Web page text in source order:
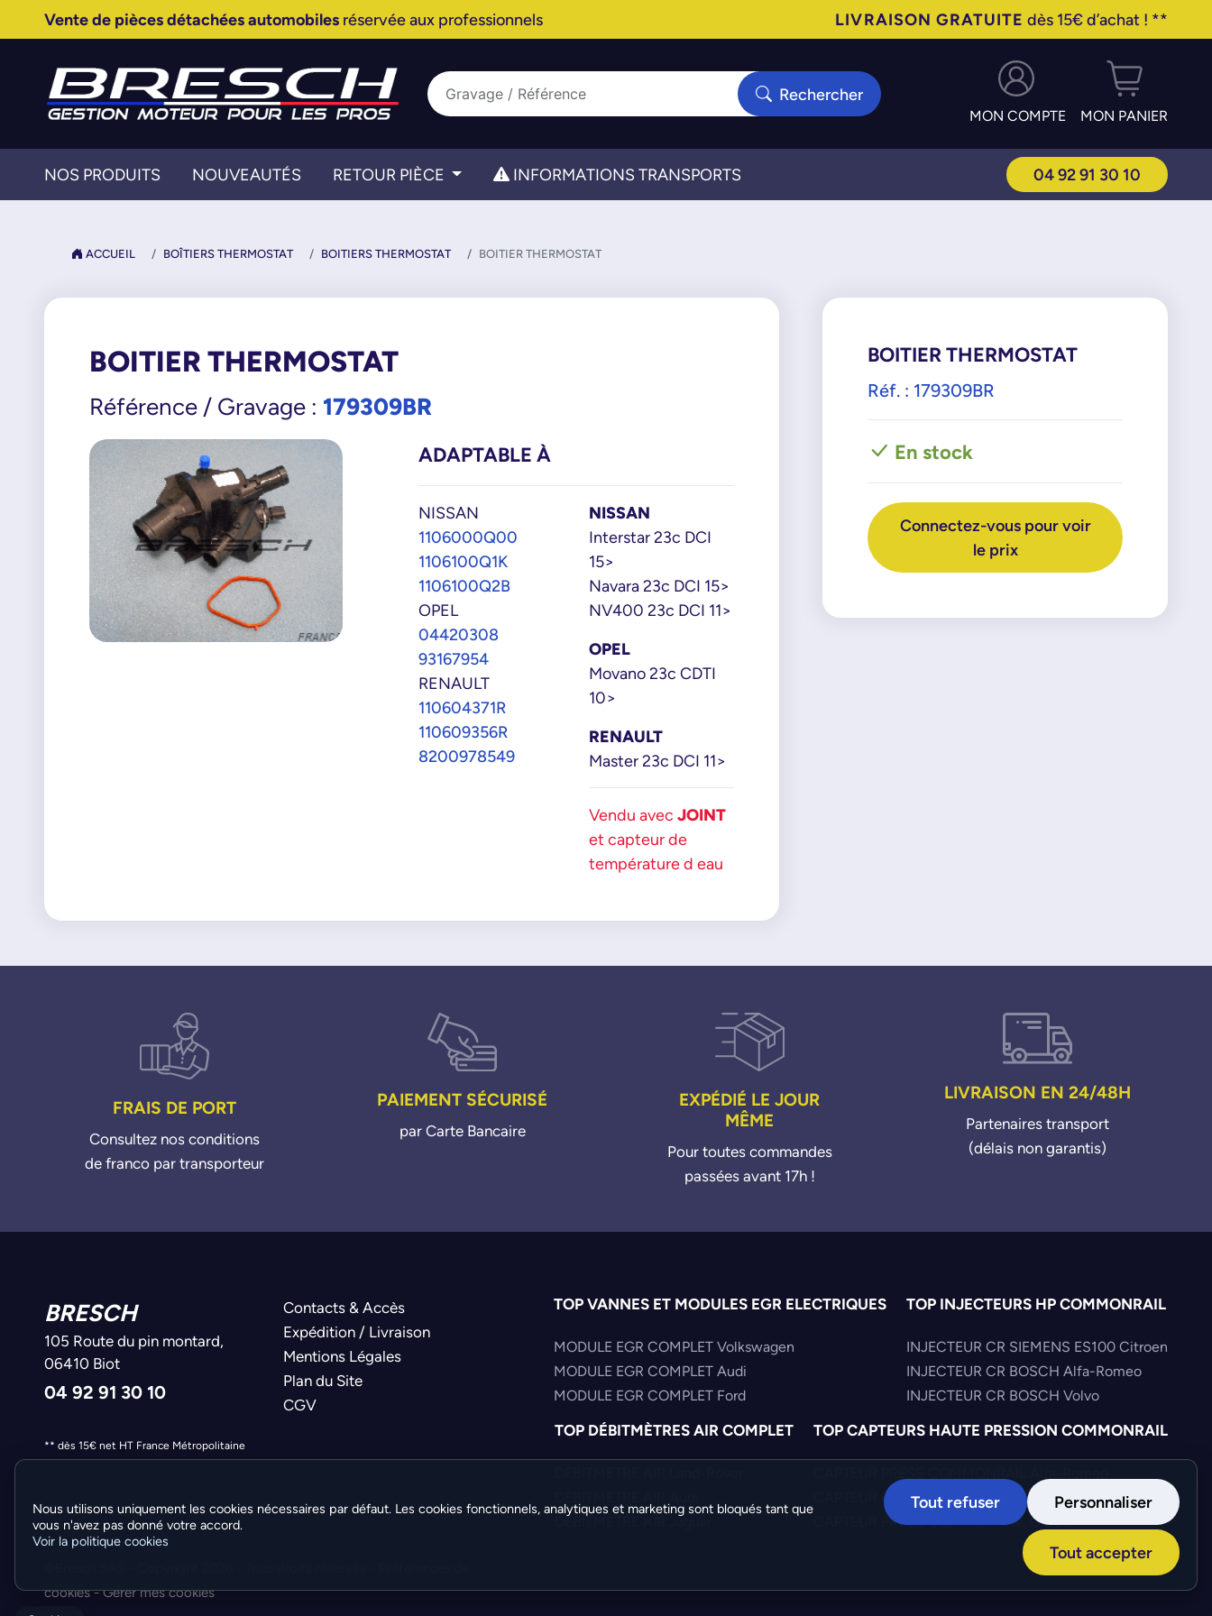
Vente de pièces détachées automobilesréservée aux professionnels LIVRAISON GRATUITE dès 15€ d’achat ! **
Rechercher
MON COMPTE MON PANIER
NOS PRODUITS NOUVEAUTÉS RETOUR PIÈCE INFORMATIONS TRANSPORTS 04 92 91 30 10
ACCUEIL BOÎTIERS THERMOSTAT BOITIERS THERMOSTAT BOITIER THERMOSTAT
BOITIER THERMOSTAT
Référence / Gravage : 179309BR
ADAPTABLE À
NISSAN
1106000Q00
1106100Q1K
1106100Q2B
OPEL
04420308
93167954
RENAULT
110604371R
110609356R
8200978549
NISSAN
Interstar 23c DCI
15>
Navara 23c DCI 15>
NV400 23c DCI 11>
OPEL
Movano 23c CDTI
10>
RENAULT
Master 23c DCI 11>
Vendu avec JOINT
et capteur de
température d eau
BOITIER THERMOSTAT
Réf. : 179309BR
En stock
Connectez-vous pour voir
le prix
FRAIS DE PORT
Consultez nos conditions
de franco par transporteur
PAIEMENT SÉCURISÉ
par Carte Bancaire
EXPÉDIÉ LE JOUR
MÊME
Pour toutes commandes
passées avant 17h !
LIVRAISON EN 24/48H
Partenaires transport
(délais non garantis)
BRESCH
105 Route du pin montard,
06410 Biot
04 92 91 30 10
Contacts & Accès
Expédition / Livraison
Mentions Légales
Plan du Site
CGV
** dès 15€ net HT France Métropolitaine
TOP VANNES ET MODULES EGR ELECTRIQUES
MODULE EGR COMPLET Volkswagen
MODULE EGR COMPLET Audi
MODULE EGR COMPLET Ford
TOP INJECTEURS HP COMMONRAIL
INJECTEUR CR SIEMENS ES100 Citroen
INJECTEUR CR BOSCH Alfa-Romeo
INJECTEUR CR BOSCH Volvo
TOP DÉBITMÈTRES AIR COMPLET
DEBITMETRE AIR Jaguar
TOP CAPTEURS HAUTE PRESSION COMMONRAIL
CAPTEUR PRESS COMMONRAIL Toyota
CAPTEUR PRESS COMMONRAIL Citroen
cookies-Gérer mes cookies
Création :
Nous utilisons uniquement les cookies nécessaires par défaut. Les cookies fonctionnels, analytiques et marketing sont bloqués tant que
vous n'avez pas donné votre accord.
Voir la politique cookies
Tout refuser Personnaliser
Tout accepter